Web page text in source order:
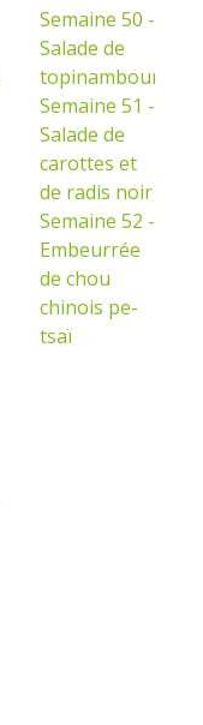
Semaine 50 -
Salade de
topinambours
Semaine 51 -
Salade de
carottes et
de radis noir
Semaine 52 -
Embeurrée
de chou
chinois pe-
tsaï